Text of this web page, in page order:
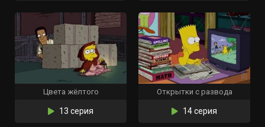
Цвета жёлтого
13 серия
Открытки с развода
14 серия